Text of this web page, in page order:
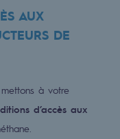
de
AUX
DE
à votre
d’accès aux